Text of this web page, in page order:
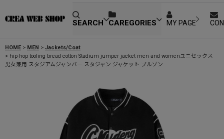
SEARCH CAREGORIES MY PAGE
HOME > MEN > Jackets/Coat
> hip-hop tooling bread cotton Stadium jumper jacket men and womenユニセックス
男女兼用 スタジアムジャンバー スタジャン ジャケット ブルゾン